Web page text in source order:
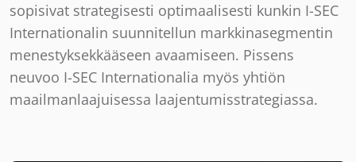
sopisivat strategisesti optimaalisesti kunkin I-SEC
Internationalin suunnitellun markkinasegmentin
menestyksekkääseen avaamiseen. Pissens
neuvoo I-SEC Internationalia myös yhtiön
maailmanlaajuisessa laajentumisstrategiassa.